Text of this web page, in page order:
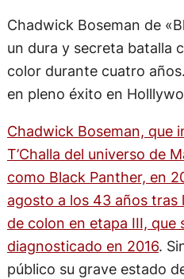
Chadwick Boseman de
un dura y secreta batalla
color durante cuatro
en pleno éxito en
Chadwick Boseman, que
T’Challa del universo de
como Black Panther, en
agosto a los 43 años
de colon en etapa III, que
diagnosticado en 2016.
público su grave estado